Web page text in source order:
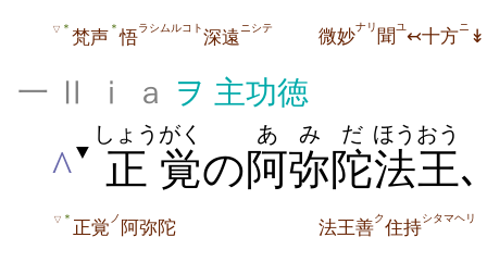
▽ ＊ 梵声 ＊ 悟ラシムルコト 深遠ニシテ 微妙ナリ 聞 ユ ↢十方ニ ↡
一 Ⅱ ⅰ ａ ヲ 主功徳
^▼ 正
しょう
覚
がく
の阿弥陀
あみだ
法王
ほうおう
▽ ＊ 正覚 ノ 阿弥陀 法王善ク住持シタマヘリ